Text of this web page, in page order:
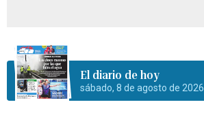
El diario de hoy
sábado, 8 de agosto de 2026